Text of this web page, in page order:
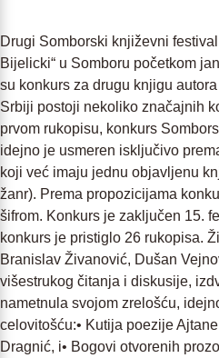
Drugi Somborski književni
Bijelicki“ u Somboru početkom
su konkurs za drugu knjigu
Srbiji postoji nekoliko značajnih
prvom rukopisu, konkurs
idejno je usmeren isključivo
koji već imaju jednu objavljenu
žanr). Prema propozicijama
šifrom. Konkurs je zaključen 15.
konkurs je pristiglo 26 rukopisa.
Branislav Živanović, Dušan
višestrukog čitanja i diskusije,
nametnula svojom zrelošću,
celovitošću:• Kutija poezije
Dragnić, i• Bogovi otvorenih